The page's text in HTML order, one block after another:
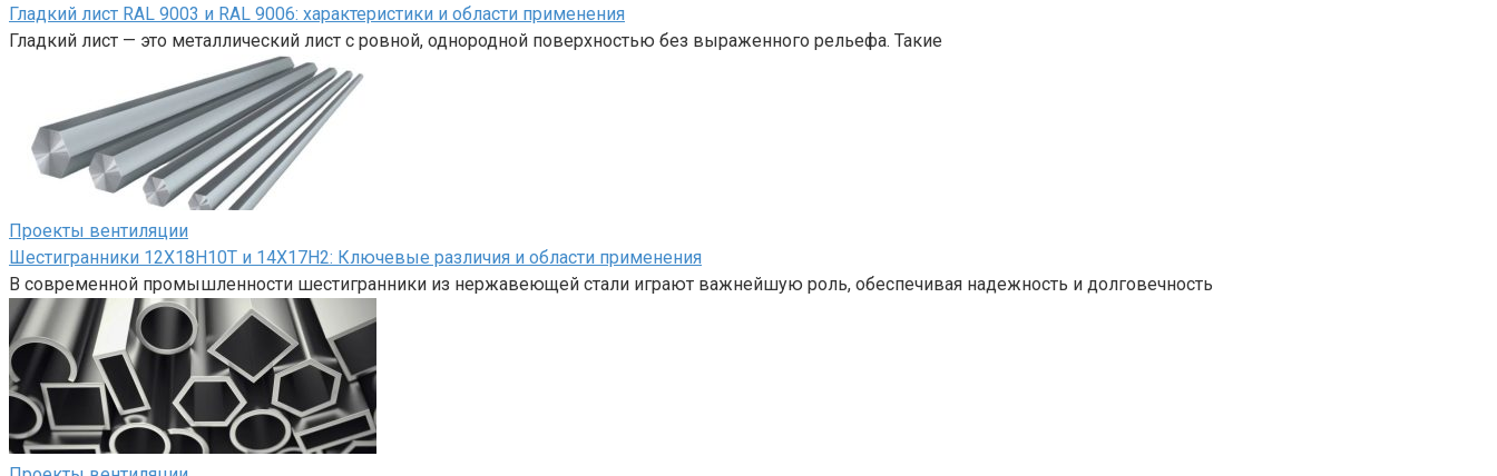
Гладкий лист RAL 9003 и RAL 9006: характеристики и области применения
Гладкий лист — это металлический лист с ровной, однородной поверхностью без выраженного рельефа. Такие
Проекты вентиляции
Шестигранники 12Х18Н10Т и 14Х17Н2: Ключевые различия и области применения
В современной промышленности шестигранники из нержавеющей стали играют важнейшую роль, обеспечивая надежность и долговечность